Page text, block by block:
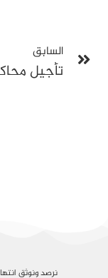
السابق
نرصد ونوثق